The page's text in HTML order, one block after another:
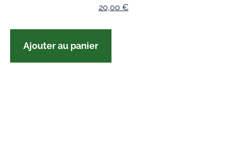
20,00 €
Ajouter au panier